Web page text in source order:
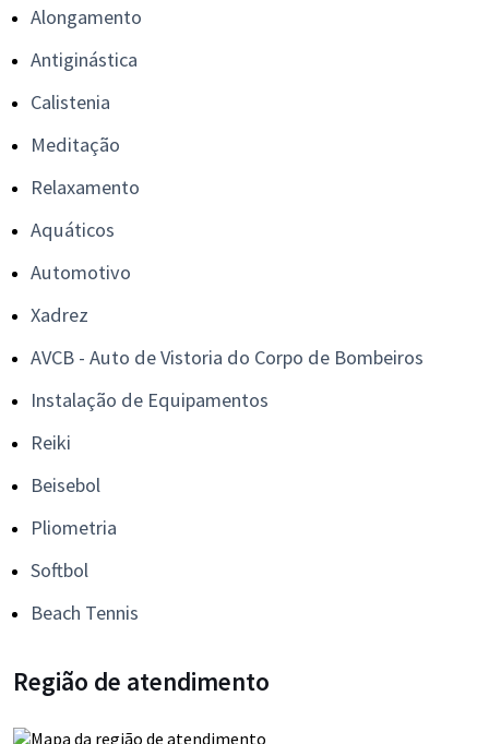
Alongamento
Antiginástica
Calistenia
Meditação
Relaxamento
Aquáticos
Automotivo
Xadrez
AVCB - Auto de Vistoria do Corpo de Bombeiros
Instalação de Equipamentos
Reiki
Beisebol
Pliometria
Softbol
Beach Tennis
Região de atendimento